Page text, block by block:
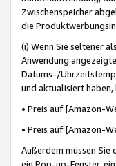
Zwischenspeicher
die
(i) Wenn Sie seltener
Anwendung
Datums-/
und aktualisiert
• Preis auf [Amazon-
• Preis auf [Amazon-
Außerdem müssen
ein Pop-up-Fenster,